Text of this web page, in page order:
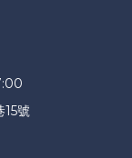
15號